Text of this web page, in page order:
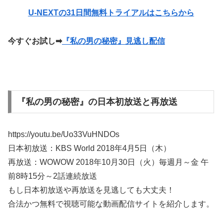
U-NEXTの31日間無料トライアルはこちらから
今すぐお試し➡『私の男の秘密』見逃し配信
『私の男の秘密』の日本初放送と再放送
https://youtu.be/Uo33VuHNDOs
日本初放送：KBS World 2018年4月5日（木）
再放送：WOWOW 2018年10月30日（火）毎週月～金 午
前8時15分～2話連続放送
もし日本初放送や再放送を見逃しても大丈夫！
合法かつ無料で視聴可能な動画配信サイトを紹介します。